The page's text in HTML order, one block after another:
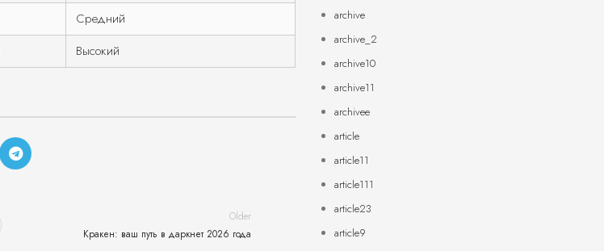
Средний
Высокий
Older
Кракен: ваш путь в даркнет 2026 года
archive
archive_2
archive10
archive11
archivee
article
article11
article111
article23
article9